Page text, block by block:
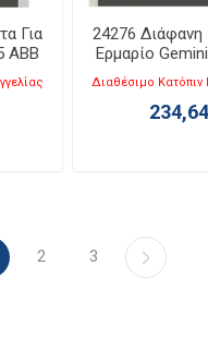
Για
ABB
24276 Διάφανη
Ερμαρίο
Διαθέσιμο Κατόπιν
2 3